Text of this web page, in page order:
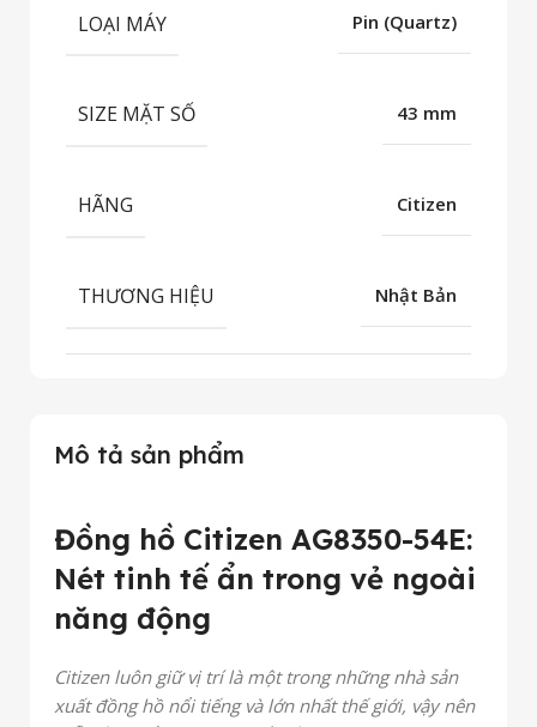
Mô tả sản phẩm
Đồng hồ Citizen AG8350-54E:
Nét tinh tế ẩn trong vẻ ngoài
năng động
Citizen luôn giữ vị trí là một trong những nhà sản
xuất đồng hồ nổi tiếng và lớn nhất thế giới, vậy nên
LOẠI MÁY Pin (Quartz)
SIZE MẶT SỐ 43 mm
HÃNG Citizen
THƯƠNG HIỆU Nhật Bản